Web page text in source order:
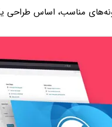
مناسب، اساس